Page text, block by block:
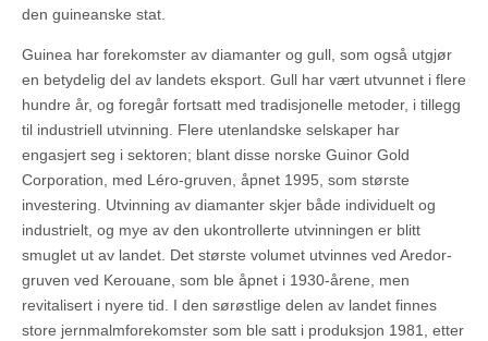
den guineanske stat.
Guinea har forekomster av diamanter og gull, som også utgjør
en betydelig del av landets eksport. Gull har vært utvunnet i flere
hundre år, og foregår fortsatt med tradisjonelle metoder, i tillegg
til industriell utvinning. Flere utenlandske selskaper har
engasjert seg i sektoren; blant disse norske Guinor Gold
Corporation, med Léro-gruven, åpnet 1995, som største
investering. Utvinning av diamanter skjer både individuelt og
industrielt, og mye av den ukontrollerte utvinningen er blitt
smuglet ut av landet. Det største volumet utvinnes ved Aredor-
gruven ved Kerouane, som ble åpnet i 1930-årene, men
revitalisert i nyere tid. I den sørøstlige delen av landet finnes
store jernmalmforekomster som ble satt i produksjon 1981, etter